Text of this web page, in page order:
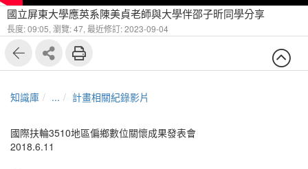
國立屏東大學應英系陳美貞老師與大學伴邵子昕同學分享
長度: 09:05, 瀏覽: 47, 最近修訂: 2023-09-04
知識庫 ... 計畫相關紀錄影片
國際扶輪3510地區偏鄉數位關懷成果發表會
2018.6.11